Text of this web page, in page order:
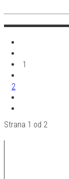
1
2
Strana 1 od 2